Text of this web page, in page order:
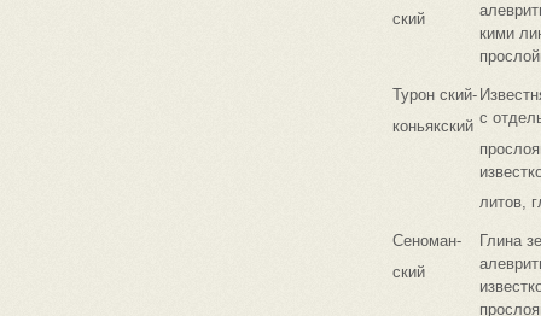
ский
кими
Турон ский-
коньякский с
литов,
Сеноман-
ский
Глина